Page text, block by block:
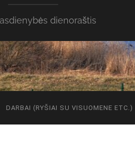
dienoraštis
DARBAI (RYŠIAI SU VISUOMENE ETC.)